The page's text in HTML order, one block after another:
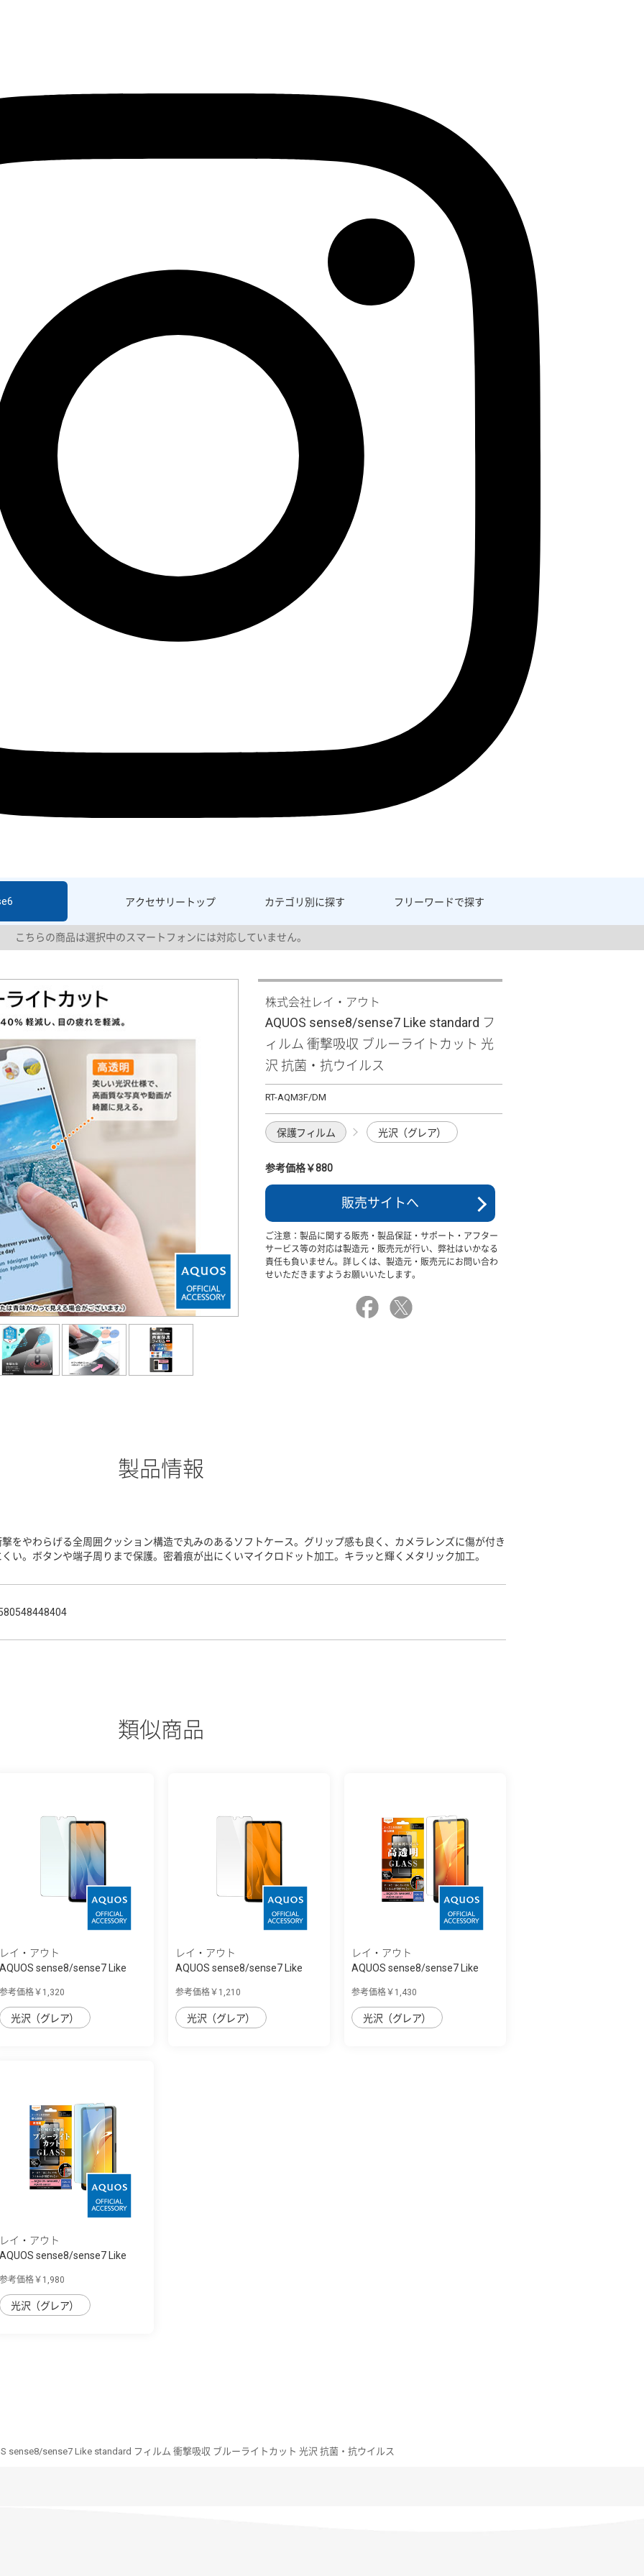
アクセサリー トップ カテゴリ別に探す フリーワードで探す
こちらの商品は選択中のスマートフォンには対応していません。
株式会社レイ・アウト
AQUOS sense8/sense7 Like standard フ
ィルム 衝撃吸収 ブルーライトカット 光
沢 抗菌・抗ウイルス
RT-AQM3F/DM
保護フィルム 光沢（グレア）
参考価格￥880
販売サイトへ
ご注意：製品に関する販売・製品保証・サポート・アフター
サービス等の対応は製造元・販売元が行い、弊社はいかなる
責任も負いません。詳しくは、製造元・販売元にお問い合わ
せいただきますようお願いいたします。
製品情報
撃をやわらげる全周囲クッション構造で丸みのあるソフトケース。グリップ感も良く、カメラレンズに傷が付き
くい。ボタンや端子周りまで保護。密着痕が出にくいマイクロドット加工。キラッと輝くメタリック加工。
類似商品
レイ・アウト
AQUOS sense8/sense7 Like
参考価格￥1,320
光沢（グレア）
レイ・アウト
AQUOS sense8/sense7 Like
参考価格￥1,210
光沢（グレア）
レイ・アウト
AQUOS sense8/sense7 Like
参考価格￥1,430
光沢（グレア）
レイ・アウト
AQUOS sense8/sense7 Like
参考価格￥1,980
光沢（グレア）
sense8/sense7 Like standard フィルム 衝撃吸収 ブルーライトカット 光沢 抗菌・抗ウイルス